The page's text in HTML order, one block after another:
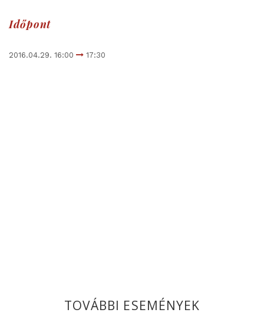
Időpont
2016.04.29. 16:00 17:30
TOVÁBBI ESEMÉNYEK